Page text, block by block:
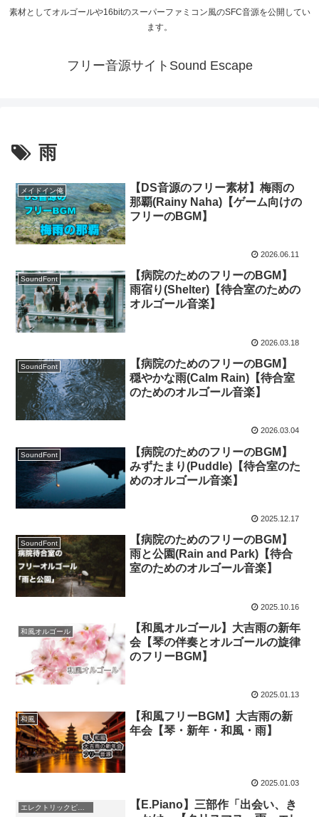
素材としてオルゴールや16bitのスーパーファミコン風のSFC音源を公開してい
ます。
フリー音源サイトSound Escape
雨
メイドイン俺
【DS音源のフリー素材】梅雨の
那覇(Rainy Naha)【ゲーム向けの
フリーのBGM】
2026.06.11
SoundFont
【病院のためのフリーのBGM】
雨宿り(Shelter)【待合室のための
オルゴール音楽】
2026.03.18
SoundFont
【病院のためのフリーのBGM】
穏やかな雨(Calm Rain)【待合室
のためのオルゴール音楽】
2026.03.04
SoundFont
【病院のためのフリーのBGM】
みずたまり(Puddle)【待合室のた
めのオルゴール音楽】
2025.12.17
SoundFont
【病院のためのフリーのBGM】
雨と公園(Rain and Park)【待合
室のためのオルゴール音楽】
2025.10.16
和風オルゴール
【和風オルゴール】大吉雨の新年
会【琴の伴奏とオルゴールの旋律
のフリーBGM】
2025.01.13
和風
【和風フリーBGM】大吉雨の新
年会【琴・新年・和風・雨】
2025.01.03
エレクトリックピアノ
【E.Piano】三部作「出会い、き